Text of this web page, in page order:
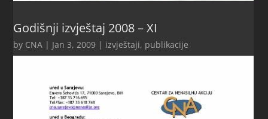
Godišnji izvještaj 2008 – XI
by CNA | Jan 3, 2009 | izvještaji, publikacije